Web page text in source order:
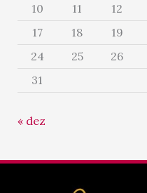
10
11 12
17
18 19
24
25 26
31
« dez